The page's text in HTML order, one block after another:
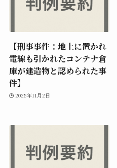
【刑事事件：地上に置かれ
電線も引かれたコンテナ倉
庫が建造物と認められた事
件】
2025年11月2日